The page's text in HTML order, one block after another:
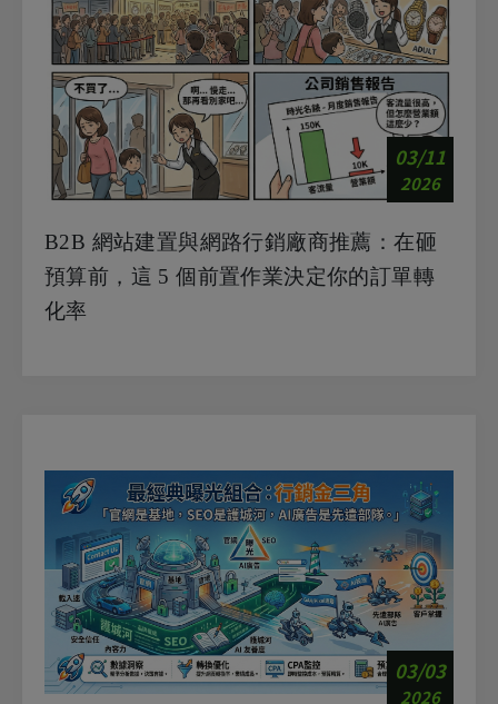
03/11
2026
B2B 網站建置與網路行銷廠商推薦：在砸
預算前，這 5 個前置作業決定你的訂單轉
化率
03/03
2026